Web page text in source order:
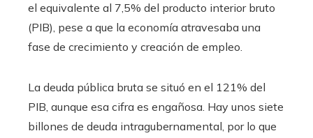
el equivalente al 7,5% del producto interior bruto
(PIB), pese a que la economía atravesaba una
fase de crecimiento y creación de empleo.
La deuda pública bruta se situó en el 121% del
PIB, aunque esa cifra es engañosa. Hay unos siete
billones de deuda intragubernamental, por lo que